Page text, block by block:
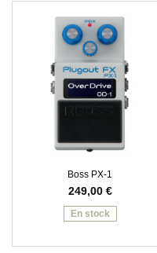
Boss PX-1
249,00 €
En stock